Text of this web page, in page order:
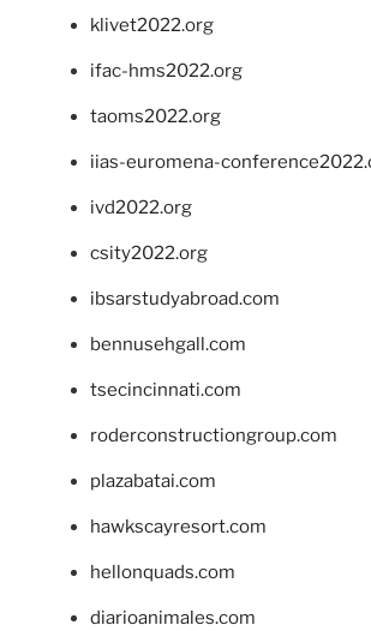
klivet2022.org
ifac-hms2022.org
taoms2022.org
iias-euromena-
ivd2022.org
csity2022.org
ibsarstudyabroad.com
bennusehgall.com
tsecincinnati.com
roderconstructiongroup.com
plazabatai.com
hawkscayresort.com
hellonquads.com
diarioanimales.com